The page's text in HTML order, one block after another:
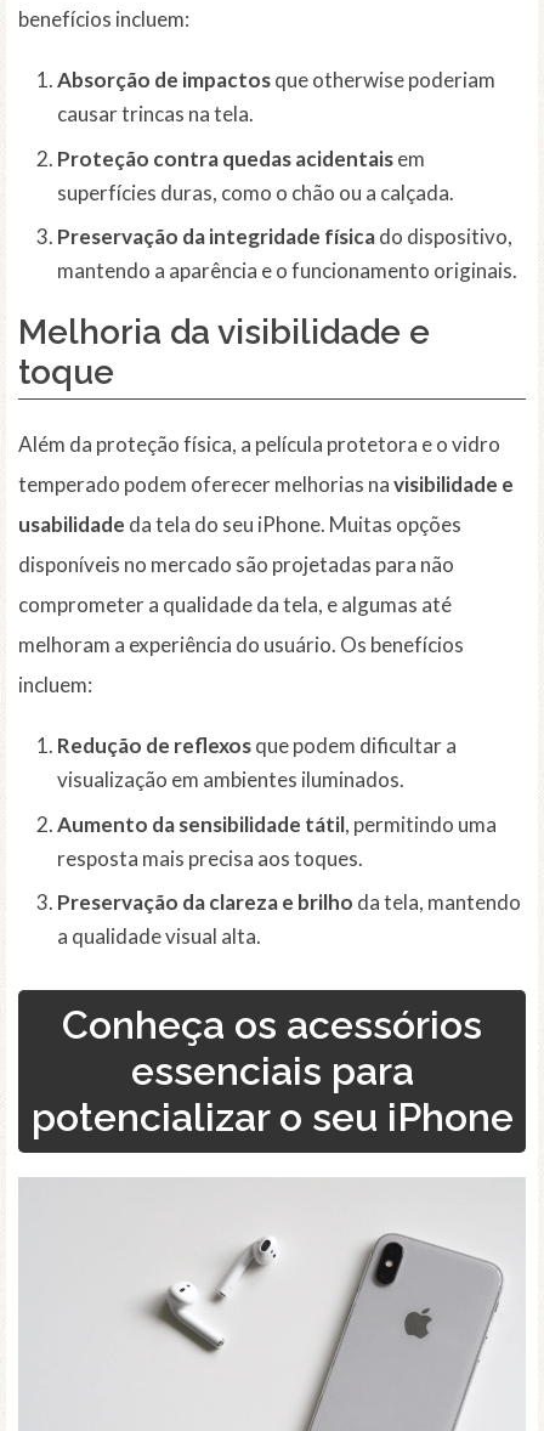
benefícios incluem:
Absorção de impactosque otherwise poderiam
causar trincas na tela.
Proteção contra quedas acidentaisem
superfícies duras, como o chão ou a calçada.
Preservação da integridade físicado dispositivo,
mantendo a aparência e o funcionamento originais.
Melhoria da visibilidade e
toque
Além da proteção física, a película protetora e o vidro
temperado podem oferecer melhorias navisibilidade e
usabilidade da tela do seu iPhone. Muitas opções
disponíveis no mercado são projetadas para não
comprometer a qualidade da tela, e algumas até
melhoram a experiência do usuário. Os benefícios
incluem:
Redução de reflexosque podem dificultar a
visualização em ambientes iluminados.
Aumento da sensibilidade tátil, permitindo uma
resposta mais precisa aos toques.
Preservação da clareza e brilho da tela, mantendo
a qualidade visual alta.
Conheça os acessórios
essenciais para
potencializar o seu iPhone